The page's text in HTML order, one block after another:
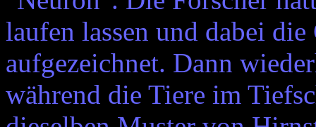
laufen lassen und dabei
aufgezeichnet. Dann
während die Tiere im